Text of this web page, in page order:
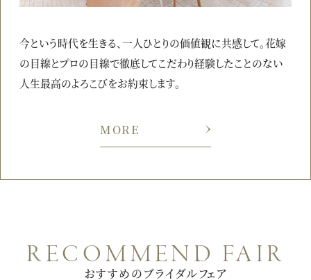
今という時代を生きる、一人ひとりの価値観に共感して。花嫁
の目線とプロの目線で徹底してこだわり経験したことのない
人生最高のよろこびをお約束します。
MORE
RECOMMEND FAIR
おすすめのブライダルフェア